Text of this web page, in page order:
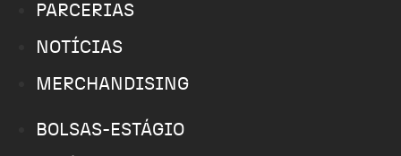
PARCERIAS
NOTÍCIAS
MERCHANDISING
BOLSAS-ESTÁGIO